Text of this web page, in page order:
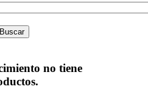
Buscar
no tiene